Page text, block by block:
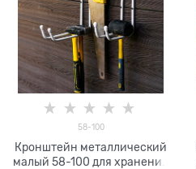
58-100
Кронштейн металлический
малый 58-100 для хранения